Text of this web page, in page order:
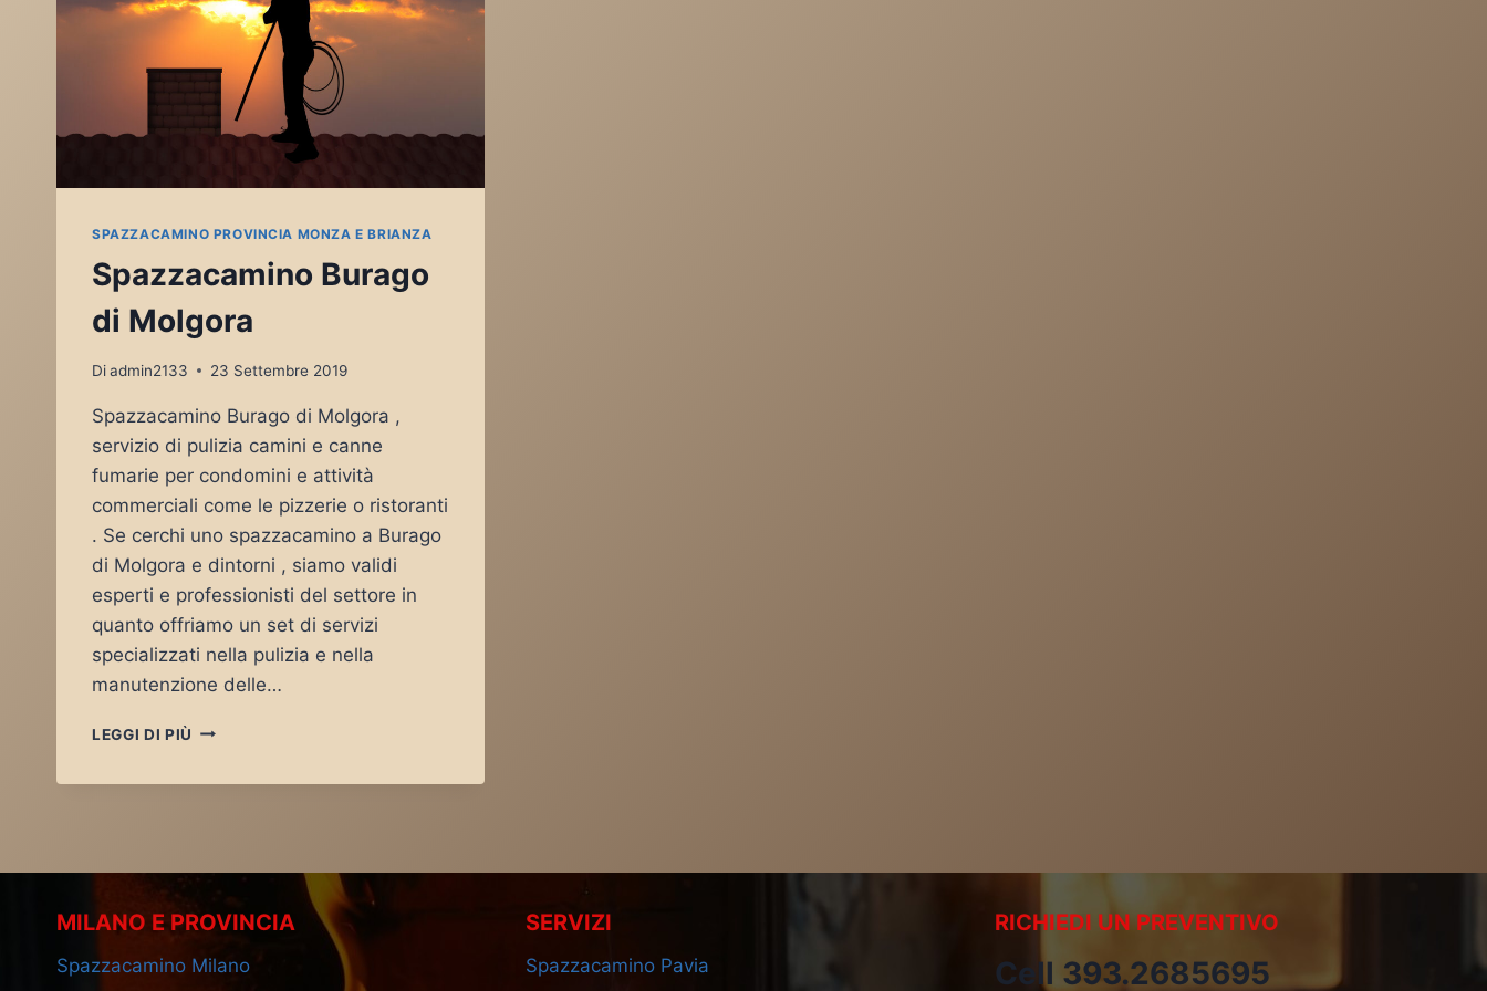
SPAZZACAMINO PROVINCIA MONZA E BRIANZA
Spazzacamino Burago
di Molgora
Diadmin2133 23 Settembre 2019
Spazzacamino Burago di Molgora ,
servizio di pulizia camini e canne
fumarie per condomini e attività
commerciali come le pizzerie o ristoranti
. Se cerchi uno spazzacamino a Burago
di Molgora e dintorni , siamo validi
esperti e professionisti del settore in
quanto offriamo un set di servizi
specializzati nella pulizia e nella
manutenzione delle…
LEGGI DI PIÙ SPAZZACAMINO
MILANO E PROVINCIA
Spazzacamino Milano
SERVIZI
Spazzacamino Pavia
RICHIEDI UN PREVENTIVO
Cell 393.2685695